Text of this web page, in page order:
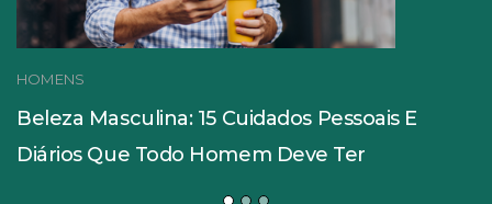
HOMENS
Beleza Masculina: 15 Cuidados Pessoais E
Diários Que Todo Homem Deve Ter